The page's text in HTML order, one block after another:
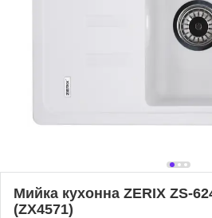
Мийка кухонна ZERIX ZS-
(ZX4571)